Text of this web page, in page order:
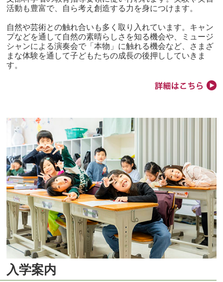
活動も豊富で、自ら考え創造する力を身につけます。
自然や芸術との触れ合いも多く取り入れています。キャン
プなどを通して自然の素晴らしさを知る機会や、ミュージ
シャンによる演奏会で「本物」に触れる機会など、さまざ
まな体験を通して子どもたちの成長の後押ししていきま
す。
入学案内